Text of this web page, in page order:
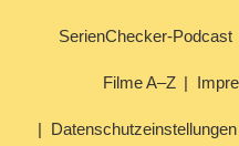
SerienChecker-Podcast
Filme A–Z
Datenschutzeinstellungen